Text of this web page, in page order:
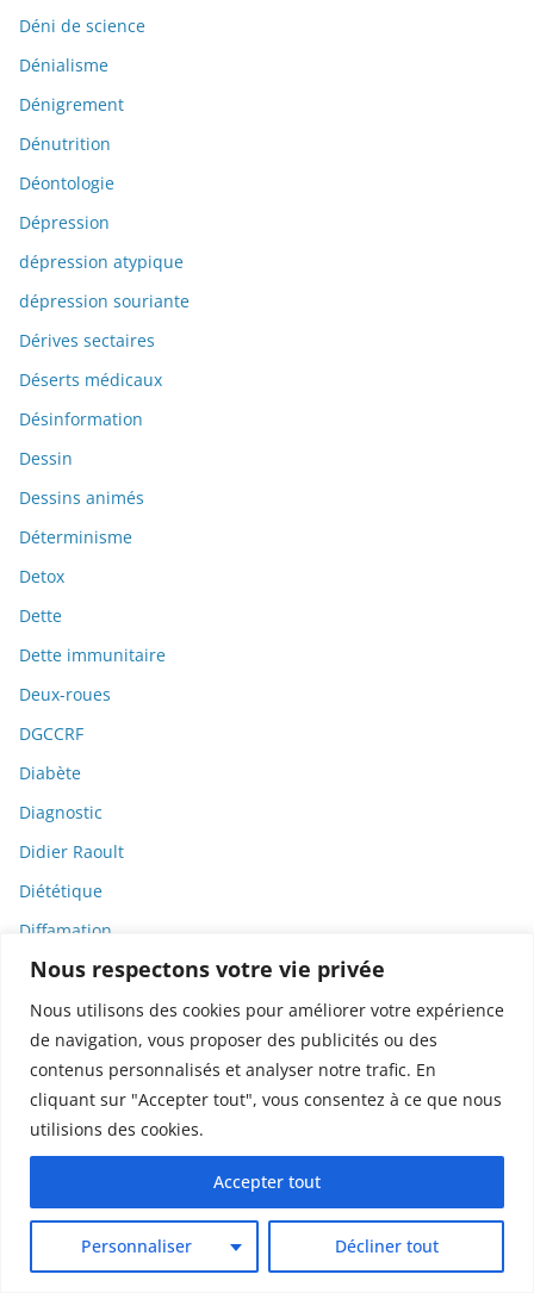
Nous respectons votre vie privée
Nous utilisons des cookies pour améliorer votre expérience
de navigation, vous proposer des publicités ou des
contenus personnalisés et analyser notre trafic. En
cliquant sur "Accepter tout", vous consentez à ce que nous
utilisions des cookies.
Personnaliser Décliner tout
Accepter tout
Déni de science
Dénialisme
Dénigrement
Dénutrition
Déontologie
Dépression
dépression atypique
dépression souriante
Dérives sectaires
Déserts médicaux
Désinformation
Dessin
Dessins animés
Déterminisme
Detox
Dette
Dette immunitaire
Deux-roues
DGCCRF
Diabète
Diagnostic
Didier Raoult
Diététique
Diffamation
Dignité
Diplomatie
Dispositifs médicaux
Dlct
Doctolib
DODGE
Donald Trump